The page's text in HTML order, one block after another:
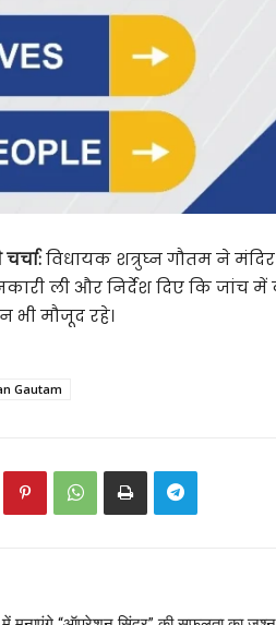
विधायक शत्रुघ्न गौतम ने
ली और निर्देश दिए कि जांच में
भी मौजूद रहे।
Gautam